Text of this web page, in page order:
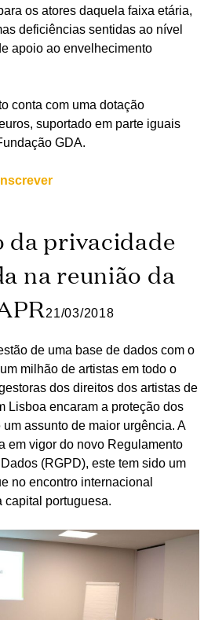
os atores daquela faixa etária,
deficiências sentidas ao nível
apoio ao envelhecimento
conta com uma dotação
suportado em parte iguais
GDA.
da privacidade
na reunião da
21/03/2018
de uma base de dados com o
milhão de artistas em todo o
dos direitos dos artistas de
Lisboa encaram a proteção dos
assunto de maior urgência. A
em vigor do novo Regulamento
(RGPD), este tem sido um
no encontro internacional
capital portuguesa.